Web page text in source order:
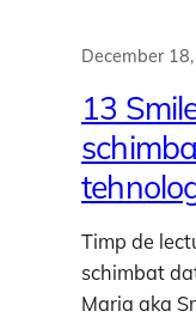
December
13
Timp de
schimbat
Maria aka